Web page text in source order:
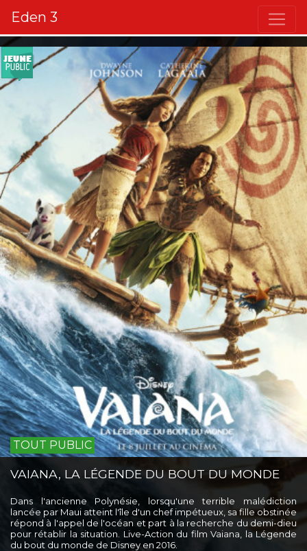
Eden 3
TOUT PUBLIC
VAIANA, LA LÉGENDE DU BOUT DU MONDE
Dans l'ancienne Polynésie, lorsqu'une terrible malédiction
lancée par Maui atteint l'île d'un chef impétueux, sa fille obstinée
répond à l'appel de l'océan et part à la recherche du demi-dieu
pour rétablir la situation. Live-Action du film Vaiana, la Légende
du bout du monde de Disney en 2016.